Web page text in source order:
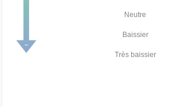
Neutre
Baissier
Très baissier